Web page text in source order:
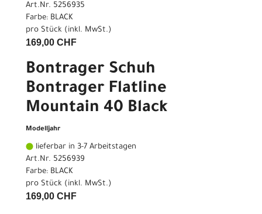
Art.Nr. 5256935
Farbe: BLACK
pro Stück (inkl. MwSt.)
169,00 CHF
Bontrager Schuh
Bontrager Flatline
Mountain 40 Black
Modelljahr
lieferbar in 3-7 Arbeitstagen
Art.Nr. 5256939
Farbe: BLACK
pro Stück (inkl. MwSt.)
169,00 CHF